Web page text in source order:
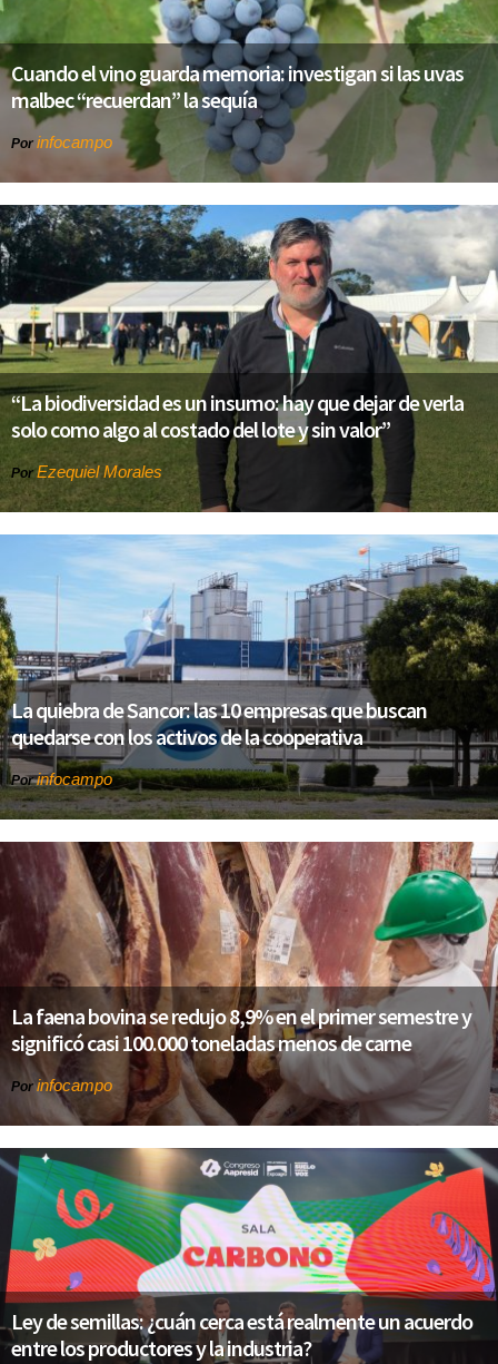
Cuando el vino guarda memoria: investigan si las uvas
malbec “recuerdan” la sequía
Por infocampo
“La biodiversidad es un insumo: hay que dejar de verla
solo como algo al costado del lote y sin valor”
PorEzequiel Morales
La quiebra de Sancor: las 10 empresas que buscan
quedarse con los activos de la cooperativa
Porinfocampo
La faena bovina se redujo 8,9% en el primer semestre y
significó casi 100.000 toneladas menos de carne
Porinfocampo
Ley de semillas: ¿cuán cerca está realmente un acuerdo
entre los productores y la industria?